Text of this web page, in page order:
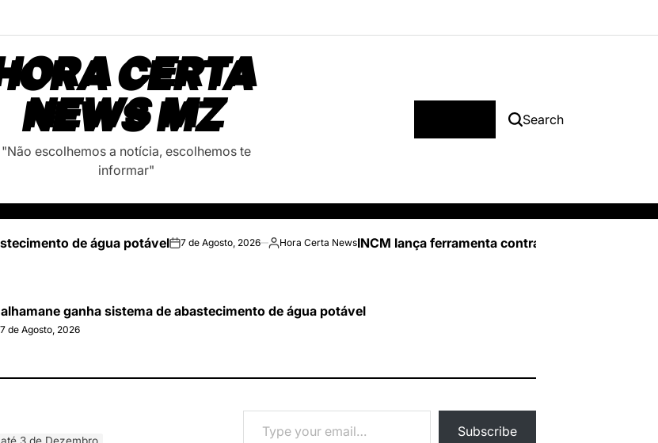
CERTA
NEWS MZ
"Não escolhemos a notícia, escolhemos te
informar"
Search
de água potávelon7 de Agosto, 2026
Posted
Hora Certa NewsINCM lança ferramenta contra burlas na compra
ganha sistema de abastecimento de água potável
7 de Agosto, 2026
Type your email…
Subscribe